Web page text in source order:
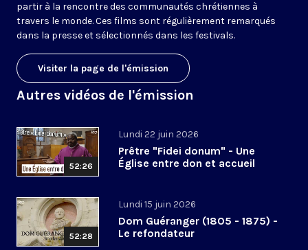
partir à la rencontre des communautés chrétiennes à
travers le monde. Ces films sont régulièrement remarqués
dans la presse et sélectionnés dans les festivals.
Visiter la page de l'émission
Autres vidéos de l'émission
52:26
Lundi 22 juin 2026
Prêtre "Fidei donum" - Une
Église entre don et accueil
52:28
Lundi 15 juin 2026
Dom Guéranger (1805 - 1875) -
Le refondateur